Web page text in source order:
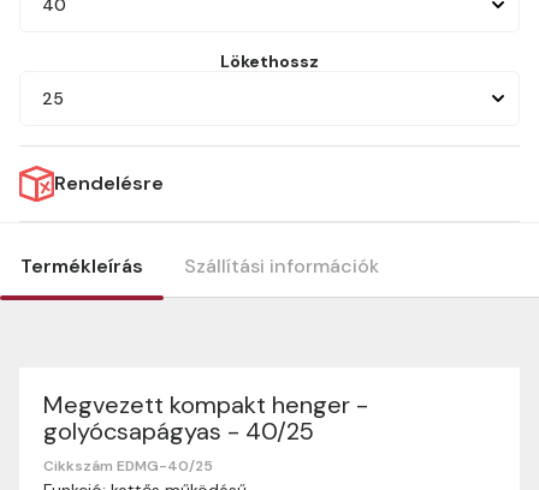
40
Lökethossz
25
Rendelésre
Termékleírás Szállítási információk
Megvezett kompakt henger -
golyócsapágyas - 40/25
Cikkszám EDMG-40/25
Szállítási információk
Nagyon köszönjük, hogy webshopunkat választottátok
vásárlásaitokhoz. Az alábbiakban megtaláljátok szállítási